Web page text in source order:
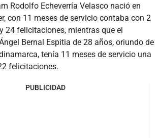
Rodolfo Echeverría Velasco nació en
con 11 meses de servicio contaba con 2
24 felicitaciones, mientras que el
Bernal Espitia de 28 años, oriundo de
tenía 11 meses de servicio una
felicitaciones.
PUBLICIDAD